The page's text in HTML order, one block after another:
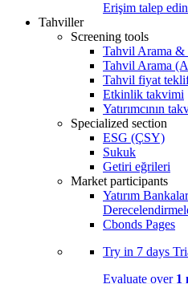
Erişim talep edin
Tahviller
Screening tools
Tahvil Arama &
Tahvil Arama
Tahvil fiyat
Etkinlik takvimi
Yatırımcının
Specialized section
ESG (ÇSY)
Sukuk
Getiri eğrileri
Market participants
Yatırım
Cbonds Pages
Try in 7 days
Evaluate over 1